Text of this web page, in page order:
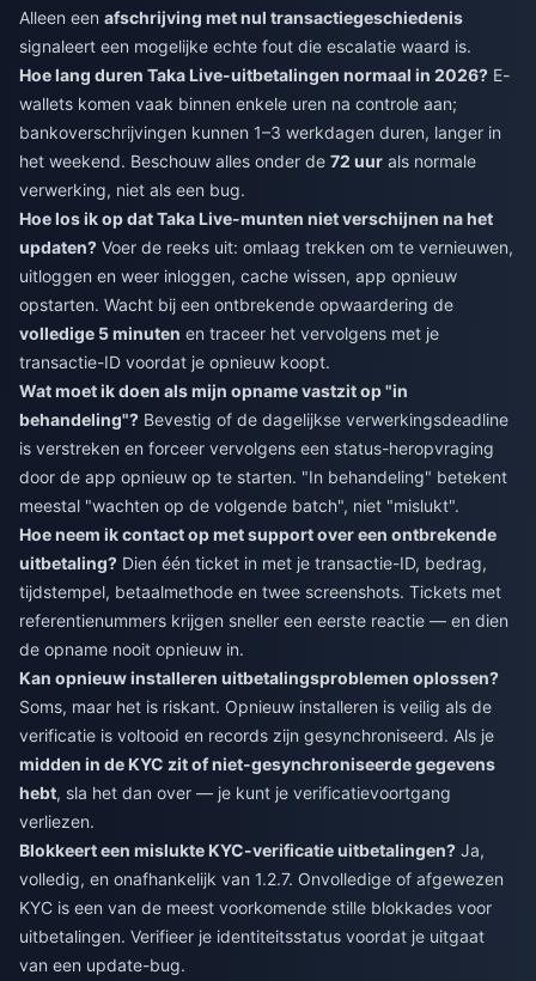
Alleen een afschrijving met nul transactiegeschiedenis
signaleert een mogelijke echte fout die escalatie waard is.
Hoe lang duren Taka Live-uitbetalingen normaal in 2026? E-
wallets komen vaak binnen enkele uren na controle aan;
bankoverschrijvingen kunnen 1–3 werkdagen duren, langer in
het weekend. Beschouw alles onder de 72 uur als normale
verwerking, niet als een bug.
Hoe los ik op dat Taka Live-munten niet verschijnen na het
updaten? Voer de reeks uit: omlaag trekken om te vernieuwen,
uitloggen en weer inloggen, cache wissen, app opnieuw
opstarten. Wacht bij een ontbrekende opwaardering de
volledige 5 minuten en traceer het vervolgens met je
transactie-ID voordat je opnieuw koopt.
Wat moet ik doen als mijn opname vastzit op "in
behandeling"? Bevestig of de dagelijkse verwerkingsdeadline
is verstreken en forceer vervolgens een status-heropvraging
door de app opnieuw op te starten. "In behandeling" betekent
meestal "wachten op de volgende batch", niet "mislukt".
Hoe neem ik contact op met support over een ontbrekende
uitbetaling? Dien één ticket in met je transactie-ID, bedrag,
tijdstempel, betaalmethode en twee screenshots. Tickets met
referentienummers krijgen sneller een eerste reactie — en dien
de opname nooit opnieuw in.
Kan opnieuw installeren uitbetalingsproblemen oplossen?
Soms, maar het is riskant. Opnieuw installeren is veilig als de
verificatie is voltooid en records zijn gesynchroniseerd. Als je
midden in de KYC zit of niet-gesynchroniseerde gegevens
hebt, sla het dan over — je kunt je verificatievoortgang
verliezen.
Blokkeert een mislukte KYC-verificatie uitbetalingen? Ja,
volledig, en onafhankelijk van 1.2.7. Onvolledige of afgewezen
KYC is een van de meest voorkomende stille blokkades voor
uitbetalingen. Verifieer je identiteitsstatus voordat je uitgaat
van een update-bug.